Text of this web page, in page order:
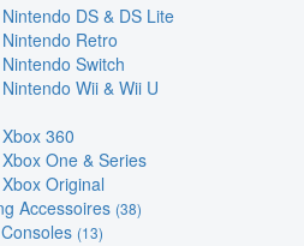
Nintendo DS & DS Lite
Nintendo Retro
Nintendo Switch
Nintendo Wii & Wii U
Xbox 360
Xbox One & Series
Xbox Original
Accessoires (38)
(13)